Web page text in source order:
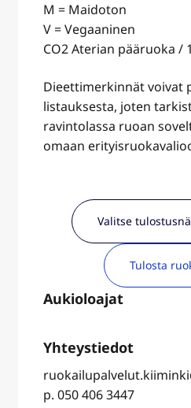
M = Maidoton
V = Vegaaninen
CO2 Aterian pääruoka /
Dieettimerkinnät voivat
listauksesta, joten
ravintolassa ruoan
omaan
Tulosta
p. 050 406 3447